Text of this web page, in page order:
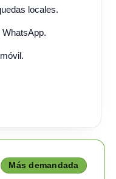
locales.
Más demandada